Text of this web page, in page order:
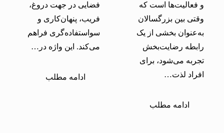
و فعالیت‌ها است که
وقتی بین بزرگسالان
به‌عنوان بخشی از یک
رابطه رضایت‌بخش
تجربه می‌شود، برای
افراد لذت…
ادامه مطلب
فضایی در جهت دروغ،
فریب، پنهان‌کاری و
سواستفاده‌گری فراهم
می‌کند. این واژه در…
ادامه مطلب